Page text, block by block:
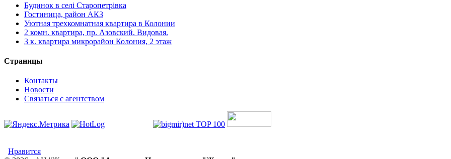
Будинок в селі Старопетрівка
Гостиница, район АКЗ
Уютная трехкомнатная квартира в Колонии
2 комн. квартира, пр. Азовский. Видовая.
3 к. квартира микрорайон Колония, 2 этаж
Страницы
Контакты
Новости
Связаться с агентством
Нравится